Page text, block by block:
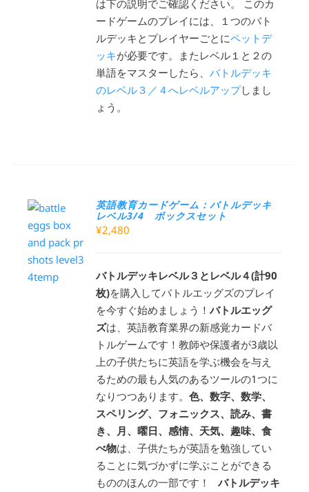
は下の説明でご確認ください。 このカ
ードゲームのプレイには、１つのバト
ルデッキとプレイヤーごとにペットデ
ッキが必要です。またレベル１と２の
単語をマスターしたら、バトルデッキ
のレベル３／４へレベルアップしまし
ょう。
英語教育カードゲーム：バトルデッキ
レベル3/4 ボックスセット
¥2,480
バトルデッキレベル３とレベル４(計90
枚)を購入してバトルエッグズのプレイ
を今すぐ始めましょう！バトルエッグ
ズは、英語教育業界の新感覚カードバ
トルゲームです！教師や保護者が3歳以
上の子供たちに英語を学ぶ機会を与え
るための最も人気のあるツールの1つに
なりつつあります。色、数字、数学、
スペリング、フォニックス、読み、書
き、月、曜日、感情、天気、趣味、食
べ物は、子供たちが英語を勉強してい
ることに気づかずに学ぶことができる
もののほんの一部です！バトルデッキ